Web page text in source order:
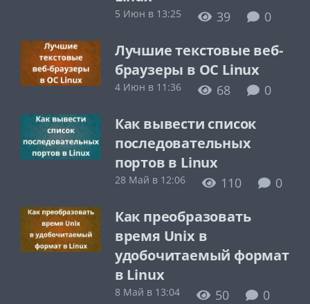
5 Июн в 13:25 39 0
Лучшие текстовые веб-
браузеры в ОС Linux
4 Июн в 11:36 68 0
Как вывести список
последовательных
портов в Linux
28 Май в 12:06 110 0
Как преобразовать
время Unix в
удобочитаемый формат
в Linux
8 Май в 13:04 50 0